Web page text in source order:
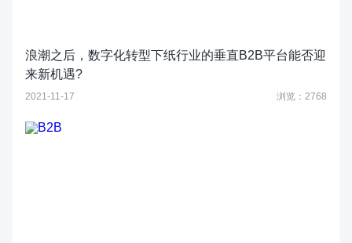
浪潮之后，数字化转型下纸行业的垂直B2B平台能否迎
来新机遇?
2021-11-17 浏览：2768